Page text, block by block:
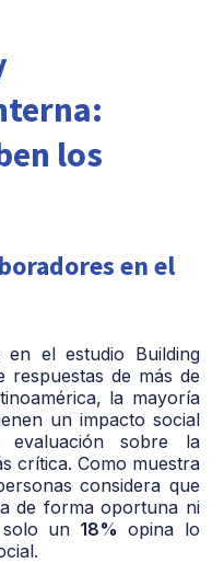
los
en el
en el estudio Building
respuestas de más de
la mayoría
un impacto social
evaluación sobre la
crítica. Como muestra
considera que
de forma oportuna ni
solo un 18% opina lo